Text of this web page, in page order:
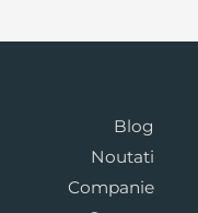
Blog
Noutati
Companie